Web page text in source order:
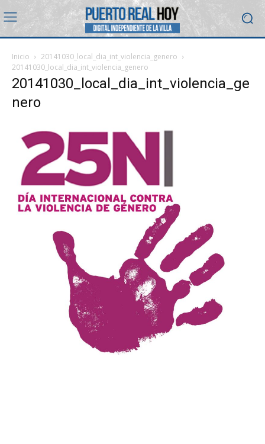
Inicio
20141030_local_dia_int_violencia_genero
20141030_local_dia_int_violencia_genero
20141030_local_dia_int_violencia_ge
nero